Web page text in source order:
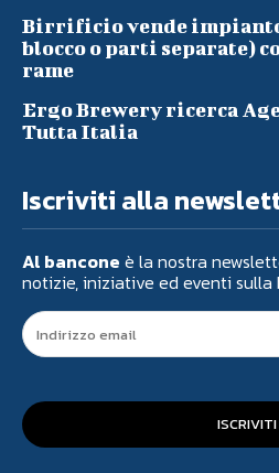
Birrificio vende
blocco o parti separate)
rame
Ergo Brewery ricerca
Tutta Italia
Iscriviti alla
Al bancone è la nostra
notizie, iniziative ed eventi sulla
ISCRIVITI